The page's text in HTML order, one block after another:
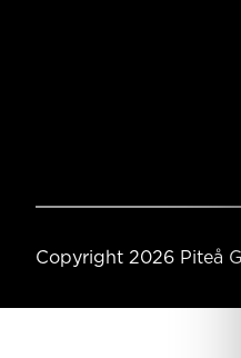
Copyright 2026 Piteå